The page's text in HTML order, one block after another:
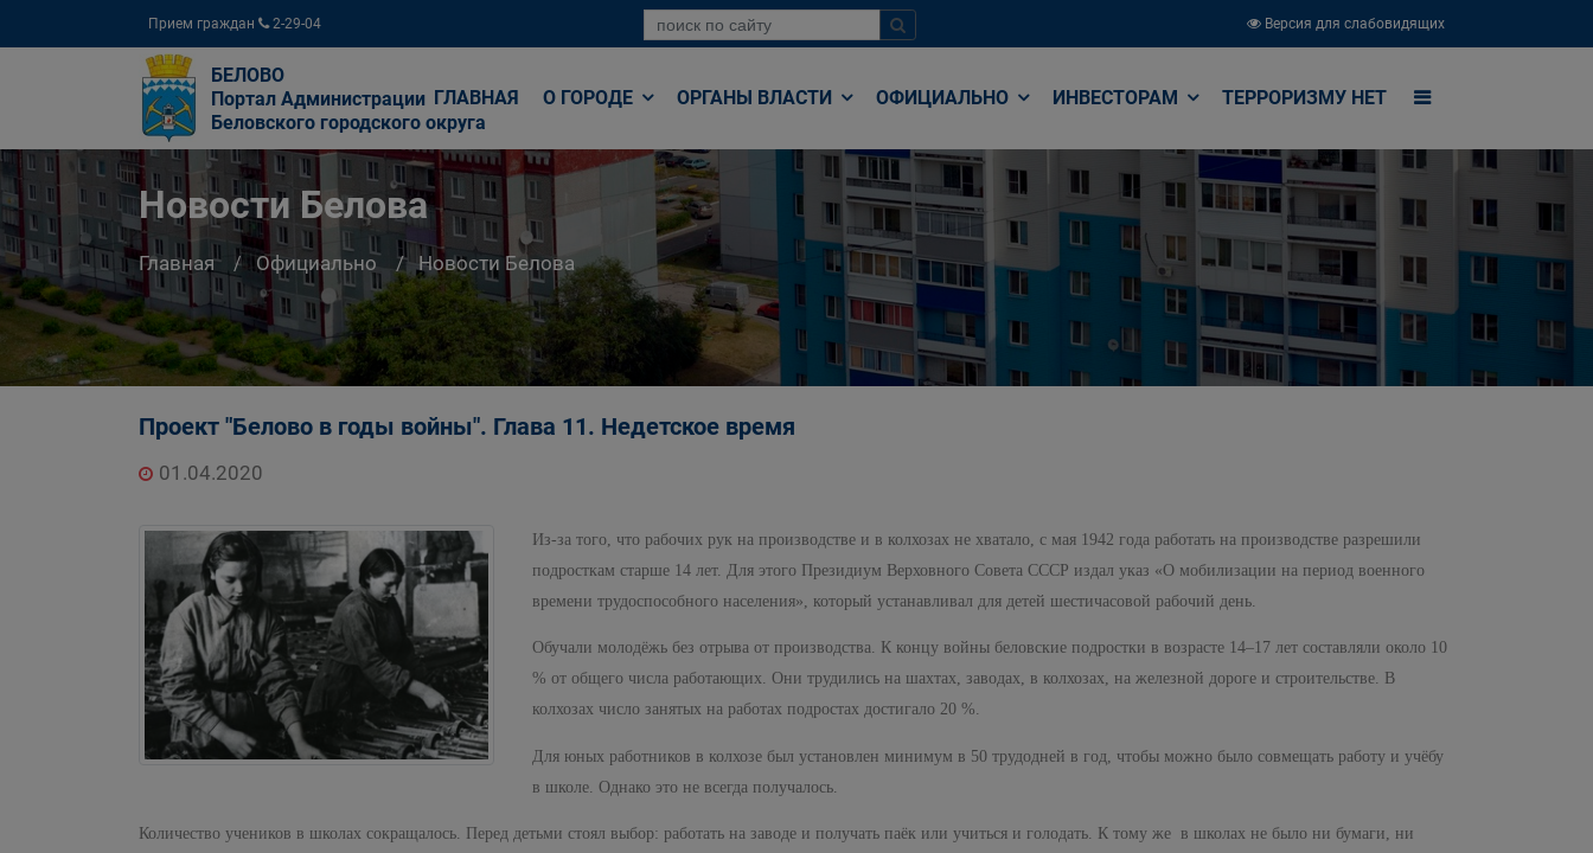
Прием граждан 2-29-04 Версия для слабовидящих
БЕЛОВО
Портал Администрации
Беловского городского округа
ГЛАВНАЯ О ГОРОДЕ ОРГАНЫ ВЛАСТИ ОФИЦИАЛЬНО ИНВЕСТОРАМ ТЕРРОРИЗМУ НЕТ
Новости Белова
Главная Официально Новости Белова
Проект "Белово в годы войны". Глава 11. Недетское время
01.04.2020
Из-за того, что рабочих рук на производстве и в колхозах не хватало, с мая 1942 года работать на производстве разрешили
подросткам старше 14 лет. Для этого Президиум Верховного Совета СССР издал указ «О мобилизации на период военного
времени трудоспособного населения», который устанавливал для детей шестичасовой рабочий день.
Обучали молодёжь без отрыва от производства. К концу войны беловские подростки в возрасте 14–17 лет составляли около 10
% от общего числа работающих. Они трудились на шахтах, заводах, в колхозах, на железной дороге и строительстве. В
колхозах число занятых на работах подростах достигало 20 %.
Для юных работников в колхозе был установлен минимум в 50 трудодней в год, чтобы можно было совмещать работу и учёбу
в школе. Однако это не всегда получалось.
Количество учеников в школах сокращалось. Перед детьми стоял выбор: работать на заводе и получать паёк или учиться и голодать. К тому же в школах не было ни бумаги, ни